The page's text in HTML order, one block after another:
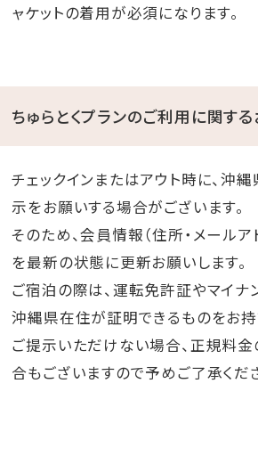
ャケットの着用が必須になります。
ちゅらとくプランのご利用に関す
チェックインまたはアウト時に、沖
示をお願いする場合がございます。
そのため、会員情報（住所・メールア
を最新の状態に更新お願いします。
ご宿泊の際は、運転免許証やマイナ
沖縄県在住が証明できるものをお持
ご提示いただけない場合、正規料
合もございますので予めご了承くだ